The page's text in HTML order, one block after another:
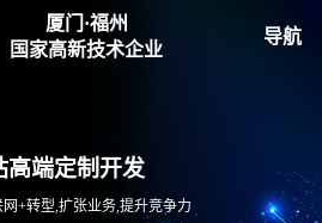
厦门·福州
国家高新技术企业
导航
高端定制开发
+转型,扩张业务,提升竞争力